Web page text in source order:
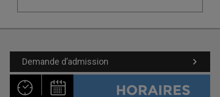
Demande d’admission